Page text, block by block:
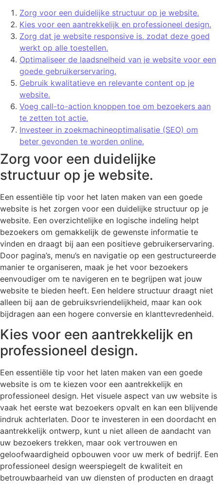
Zorg voor een duidelijke structuur op je website.
Kies voor een aantrekkelijk en professioneel design.
Zorg dat je website responsive is, zodat deze goed
werkt op alle toestellen.
Optimaliseer de laadsnelheid van je website voor een
goede gebruikerservaring.
Gebruik kwalitatieve en relevante content op je
website.
Voeg call-to-action knoppen toe om bezoekers aan
te zetten tot actie.
Investeer in zoekmachineoptimalisatie (SEO) om
beter gevonden te worden online.
Zorg voor een duidelijke
structuur op je website.
Een essentiële tip voor het laten maken van een goede
website is het zorgen voor een duidelijke structuur op je
website. Een overzichtelijke en logische indeling helpt
bezoekers om gemakkelijk de gewenste informatie te
vinden en draagt bij aan een positieve gebruikerservaring.
Door pagina’s, menu’s en navigatie op een gestructureerde
manier te organiseren, maak je het voor bezoekers
eenvoudiger om te navigeren en te begrijpen wat jouw
website te bieden heeft. Een heldere structuur draagt niet
alleen bij aan de gebruiksvriendelijkheid, maar kan ook
bijdragen aan een hogere conversie en klanttevredenheid.
Kies voor een aantrekkelijk en
professioneel design.
Een essentiële tip voor het laten maken van een goede
website is om te kiezen voor een aantrekkelijk en
professioneel design. Het visuele aspect van uw website is
vaak het eerste wat bezoekers opvalt en kan een blijvende
indruk achterlaten. Door te investeren in een doordacht en
aantrekkelijk ontwerp, kunt u niet alleen de aandacht van
uw bezoekers trekken, maar ook vertrouwen en
geloofwaardigheid opbouwen voor uw merk of bedrijf. Een
professioneel design weerspiegelt de kwaliteit en
betrouwbaarheid van uw diensten of producten en draagt